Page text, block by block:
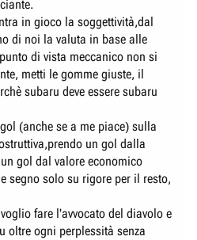
in gioco la soggettività,dal
di noi la valuta in base alle
di vista meccanico non si
metti le gomme giuste, il
subaru deve essere subaru
(anche se a me piace) sulla
un gol dalla
gol dal valore economico
segno solo su rigore per il resto,
fare l'avvocato del diavolo e
oltre ogni perplessità senza